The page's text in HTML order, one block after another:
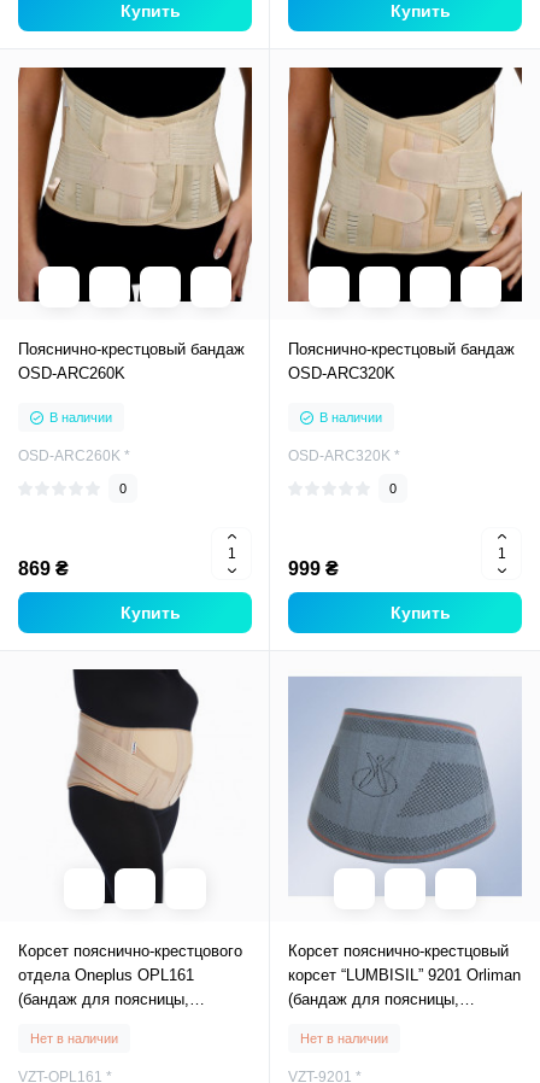
Купить Купить
Пояснично-крестцовый бандаж
OSD-ARC260K
В наличии
OSD-ARC260K *
0
869 ₴
Купить
Пояснично-крестцовый бандаж
OSD-ARC320K
В наличии
OSD-ARC320K *
0
999 ₴
Купить
Корсет пояснично-крестцового
отдела Oneplus OPL161
(бандаж для поясницы,
фиксатор)
Нет в наличии
VZT-OPL161 *
Корсет пояснично-крестцовый
корсет “LUMBISIL” 9201 Orliman
(бандаж для поясницы,
пояс,фиксатор)
Нет в наличии
VZT-9201 *